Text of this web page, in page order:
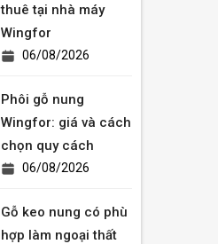
thuê tại nhà máy
Wingfor
06/08/2026
Phôi gỗ nung
Wingfor: giá và cách
chọn quy cách
06/08/2026
Gỗ keo nung có phù
hợp làm ngoại thất